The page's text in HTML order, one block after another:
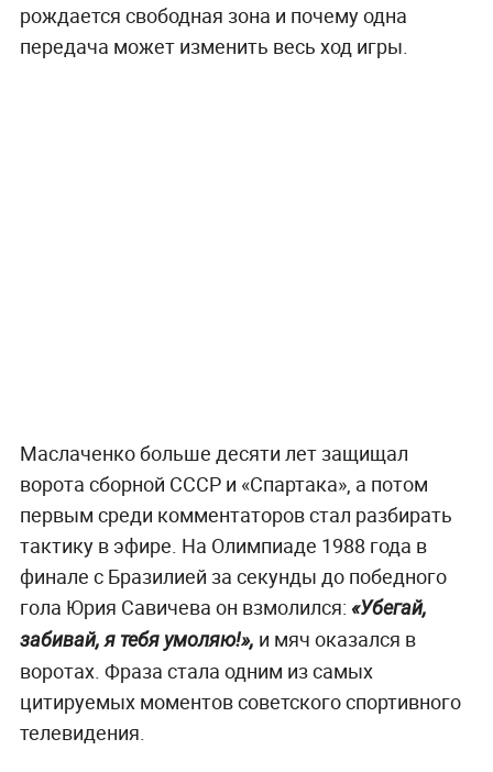
рождается свободная зона и почему одна
передача может изменить весь ход игры.
Маслаченко больше десяти лет защищал
ворота сборной СССР и «Спартака», а потом
первым среди комментаторов стал разбирать
тактику в эфире. На Олимпиаде 1988 года в
финале с Бразилией за секунды до победного
гола Юрия Савичева он взмолился: «Убегай,
забивай, я тебя умоляю!», и мяч оказался в
воротах. Фраза стала одним из самых
цитируемых моментов советского спортивного
телевидения.